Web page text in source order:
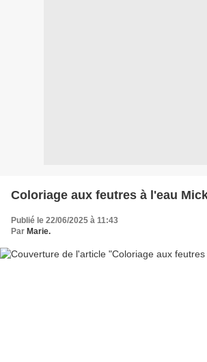
Coloriage aux feutres à l'eau
Publié le 22/06/2025 à 11:43
Par Marie.